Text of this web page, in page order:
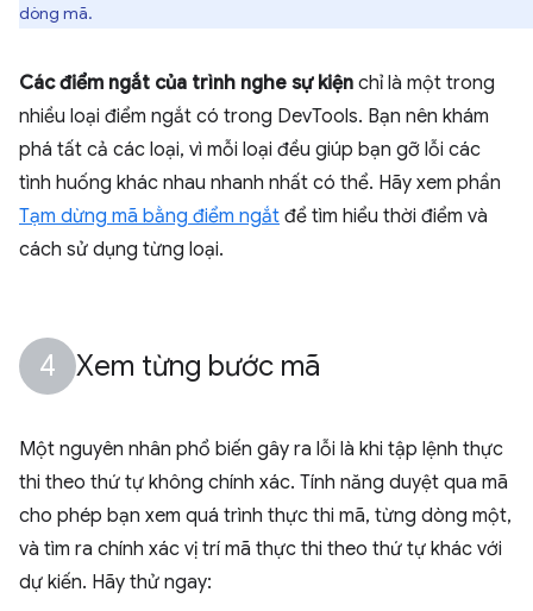
dòng mã.
Các điểm ngắt của trình nghe sự kiện chỉ là một trong
nhiều loại điểm ngắt có trong DevTools. Bạn nên khám
phá tất cả các loại, vì mỗi loại đều giúp bạn gỡ lỗi các
tình huống khác nhau nhanh nhất có thể. Hãy xem phần
Tạm dừng mã bằng điểm ngắt để tìm hiểu thời điểm và
cách sử dụng từng loại.
Xem từng bước mã
Một nguyên nhân phổ biến gây ra lỗi là khi tập lệnh thực
thi theo thứ tự không chính xác. Tính năng duyệt qua mã
cho phép bạn xem quá trình thực thi mã, từng dòng một,
và tìm ra chính xác vị trí mã thực thi theo thứ tự khác với
dự kiến. Hãy thử ngay: